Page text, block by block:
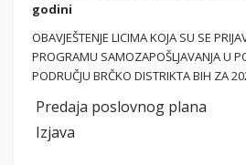
godini
OBAVJEŠTENJE LICIMA KOJA SU SE
PROGRAMU SAMOZAPOŠLJAVANJA U
PODRUČJU BRČKO DISTRIKTA BIH ZA
Predaja poslovnog plana
Izjava